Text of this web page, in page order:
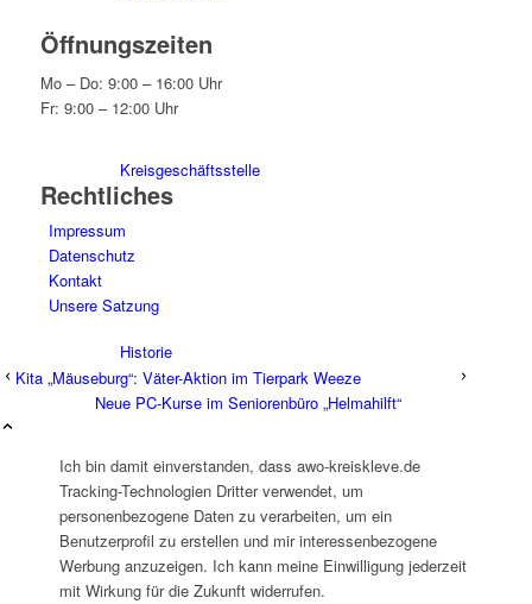
Kreisgeschäftsstelle
Historie
Organigramm
Öffnungszeiten
Mo – Do: 9:00 – 16:00 Uhr
Fr: 9:00 – 12:00 Uhr
Rechtliches
Impressum
Datenschutz
Kontakt
Unsere Satzung
Kita „Mäuseburg“: Väter-Aktion im Tierpark Weeze
Neue PC-Kurse im Seniorenbüro „Helmahilft“
Ich bin damit einverstanden, dass awo-kreiskleve.de
Tracking-Technologien Dritter verwendet, um
personenbezogene Daten zu verarbeiten, um ein
Benutzerprofil zu erstellen und mir interessenbezogene
Werbung anzuzeigen. Ich kann meine Einwilligung jederzeit
mit Wirkung für die Zukunft widerrufen.